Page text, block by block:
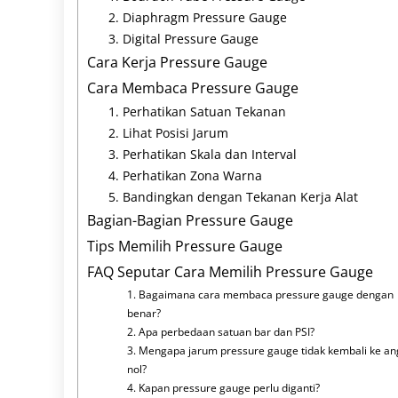
2. Diaphragm Pressure Gauge
3. Digital Pressure Gauge
Cara Kerja Pressure Gauge
Cara Membaca Pressure Gauge
1. Perhatikan Satuan Tekanan
2. Lihat Posisi Jarum
3. Perhatikan Skala dan Interval
4. Perhatikan Zona Warna
5. Bandingkan dengan Tekanan Kerja Alat
Bagian-Bagian Pressure Gauge
Tips Memilih Pressure Gauge
FAQ Seputar Cara Memilih Pressure Gauge
1. Bagaimana cara membaca pressure gauge dengan
benar?
2. Apa perbedaan satuan bar dan PSI?
3. Mengapa jarum pressure gauge tidak kembali ke
nol?
4. Kapan pressure gauge perlu diganti?